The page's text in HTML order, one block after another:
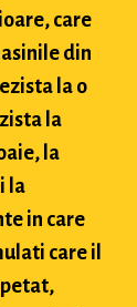
care
din
la o
la
la
la
in care
care il